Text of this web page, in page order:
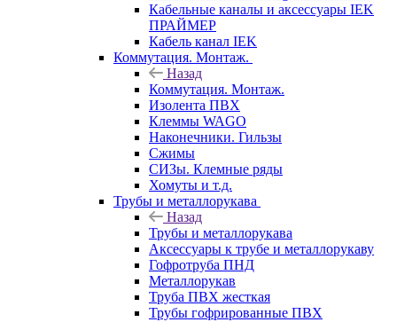
Кабельные каналы и аксессуары IEK
ПРАЙМЕР
Кабель канал IEK
Коммутация. Монтаж.
Назад
Коммутация. Монтаж.
Изолента ПВХ
Клеммы WAGO
Наконечники. Гильзы
Сжимы
СИЗы. Клемные ряды
Хомуты и т.д.
Трубы и металлорукава
Назад
Трубы и металлорукава
Аксессуары к трубе и металлорукаву
Гофротруба ПНД
Металлорукав
Труба ПВХ жесткая
Трубы гофрированные ПВХ